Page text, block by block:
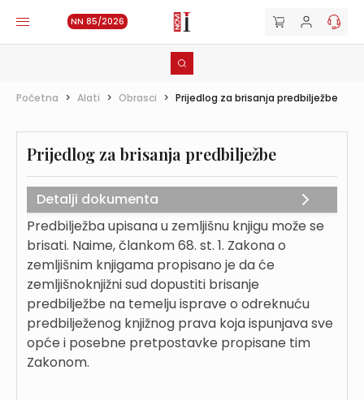
NN 85/2026
Početna > Alati > Obrasci > Prijedlog za brisanja predbilježbe
Prijedlog za brisanja predbilježbe
Detalji dokumenta
Predbilježba upisana u zemljišnu knjigu može se
brisati. Naime, člankom 68. st. 1. Zakona o
zemljišnim knjigama propisano je da će
zemljišnoknjižni sud dopustiti brisanje
predbilježbe na temelju isprave o odreknuću
predbilježenog knjižnog prava koja ispunjava sve
opće i posebne pretpostavke propisane tim
Zakonom.